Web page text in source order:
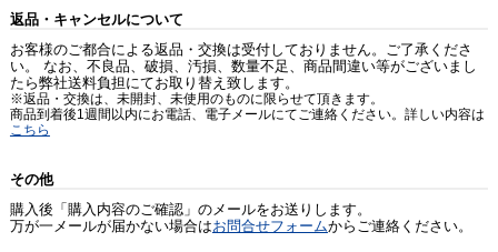
返品・キャンセルについて
お客様のご都合による返品・交換は受付しておりません。ご了承くださ
い。 なお、不良品、破損、汚損、数量不足、商品間違い等がございまし
たら弊社送料負担にてお取り替え致します。
※返品・交換は、未開封、未使用のものに限らせて頂きます。
商品到着後1週間以内にお電話、電子メールにてご連絡ください。詳しい内容は
こちら
その他
購入後「購入内容のご確認」のメールをお送りします。
万が一メールが届かない場合はお問合せフォームからご連絡ください。